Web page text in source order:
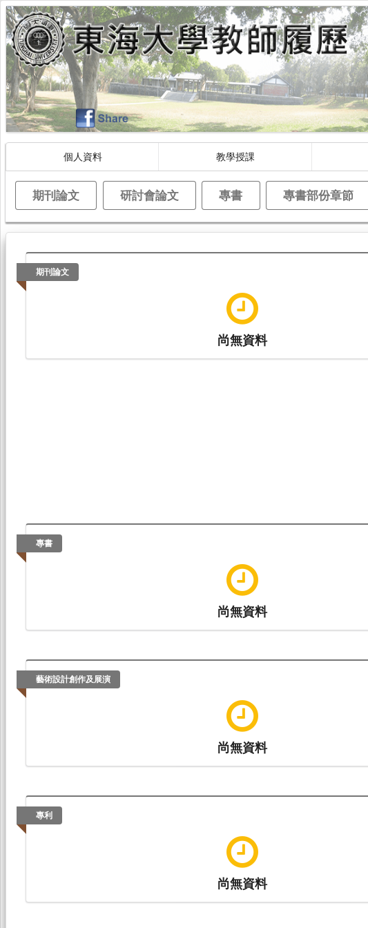
個人資料 教學授課
期刊論文 研討會論文 專書 專書部份章節
期刊論文
尚無資料
專書
尚無資料
藝術設計創作及展演
尚無資料
專利
尚無資料